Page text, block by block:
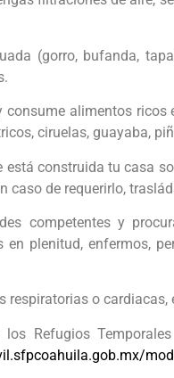
(gorro, bufanda,
consume alimentos
ciruelas, guayaba,
está construida tu casa
caso de requerirlo,
competentes y
en plenitud, enfermos,
respiratorias o
Refugios